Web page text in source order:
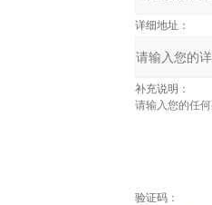
详细地址：
补充说明：
验证码：